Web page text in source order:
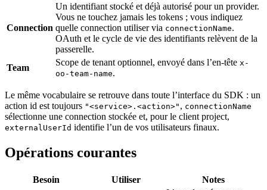
Connection
Un identifiant stocké et déjà autorisé pour un provider.
Vous ne touchez jamais les tokens ; vous indiquez
quelle connection utiliser via connectionName.
OAuth et le cycle de vie des identifiants relèvent de la
passerelle.
Team
Scope de tenant optionnel, envoyé dans l’en-tête x-
oo-team-name.
Le même vocabulaire se retrouve dans toute l’interface du SDK : un
action id est toujours "<service>.<action>" , connectionName
sélectionne une connection stockée et, pour le client project,
externalUserId identifie l’un de vos utilisateurs finaux.
Opérations courantes
Besoin Utiliser Notes